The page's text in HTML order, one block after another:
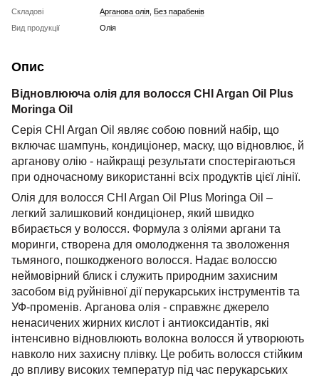
Складові
Арганова олія Без парабенів
Вид продукції
Олія
Опис
Відновлююча олія для волосся CHI Argan Oil Plus
Moringa Oil
Серія CHI Argan Oil являє собою повний набір, що
включає шампунь, кондиціонер, маску, що відновлює, й
арганову олію - ​​найкращі результати спостерігаються
при одночасному використанні всіх продуктів цієї лінії.
Олія для волосся CHI Argan Oil Plus Moringa Oil –
легкий залишковий кондиціонер, який швидко
вбирається у волосся. Формула з оліями аргани та
моринги, створена для омолодження та зволоження
тьмяного, пошкодженого волосся. Надає волоссю
неймовірний блиск і служить природним захисним
засобом від руйнівної дії перукарських інструментів та
УФ-променів. Арганова олія - ​​справжнє джерело
ненасичених жирних кислот і антиоксидантів, які
інтенсивно відновлюють волокна волосся й утворюють
навколо них захисну плівку. Це робить волосся стійким
до впливу високих температур під час перукарських